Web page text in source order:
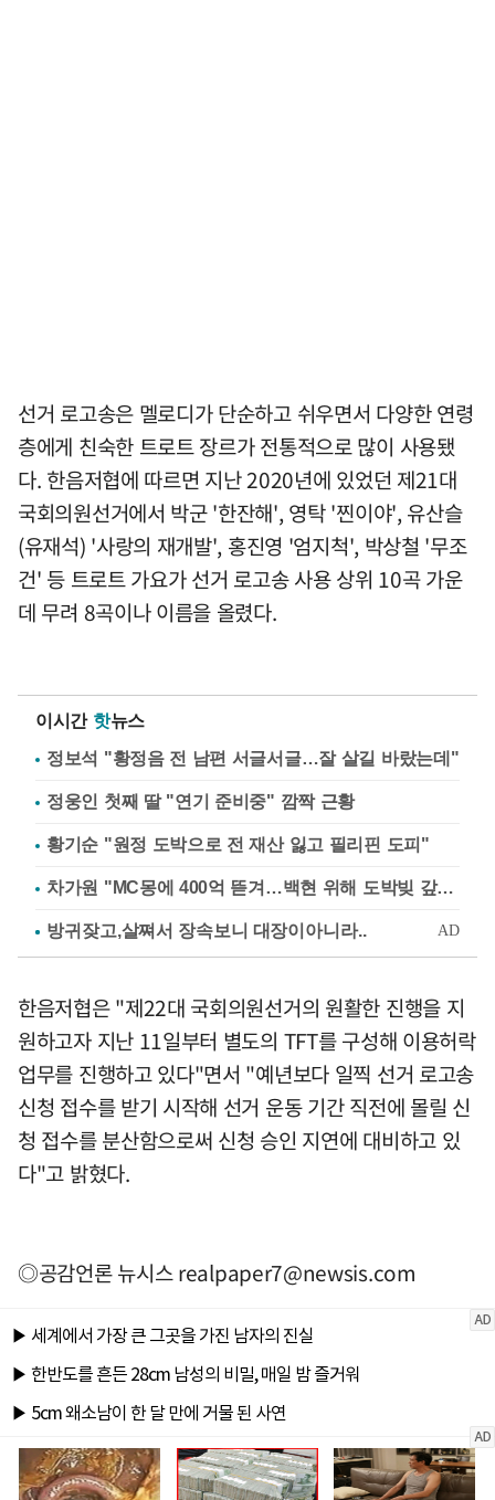
선거 로고송은 멜로디가 단순하고 쉬우면서 다양한 연령
층에게 친숙한 트로트 장르가 전통적으로 많이 사용됐
다. 한음저협에 따르면 지난 2020년에 있었던 제21대
국회의원선거에서 박군 '한잔해', 영탁 '찐이야', 유산슬
(유재석) '사랑의 재개발', 홍진영 '엄지척', 박상철 '무조
건' 등 트로트 가요가 선거 로고송 사용 상위 10곡 가운
데 무려 8곡이나 이름을 올렸다.
이시간 핫뉴스
정보석 "황정음 전 남편 서글서글…잘 살길 바랐는데"
정웅인 첫째 딸 "연기 준비중" 깜짝 근황
황기순 "원정 도박으로 전 재산 잃고 필리핀 도피"
차가원 "MC몽에 400억 뜯겨…백현 위해 도박빚 갚아줘"
한음저협은 "제22대 국회의원선거의 원활한 진행을 지
원하고자 지난 11일부터 별도의 TFT를 구성해 이용허락
업무를 진행하고 있다"면서 "예년보다 일찍 선거 로고송
신청 접수를 받기 시작해 선거 운동 기간 직전에 몰릴 신
청 접수를 분산함으로써 신청 승인 지연에 대비하고 있
다"고 밝혔다.
◎공감언론 뉴시스realpaper7@newsis.com